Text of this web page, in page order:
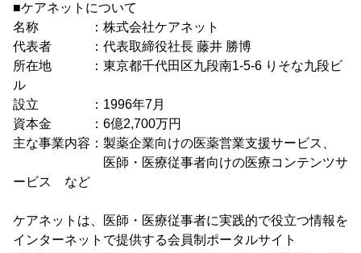
■ケアネットについて
名称 ：株式会社ケアネット
代表者 ：代表取締役社長 藤井 勝博
所在地 ：東京都千代田区九段南1-5-6 りそな九段ビ
ル
設立 ：1996年7月
資本金 ：6億2,700万円
主な事業内容：製薬企業向けの医薬営業支援サービス、
医師・医療従事者向けの医療コンテンツサ
ービス など
ケアネットは、医師・医療従事者に実践的で役立つ情報を
インターネットで提供する会員制ポータルサイト